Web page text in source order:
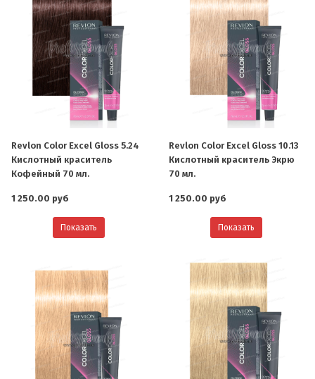
Revlon Color Excel Gloss 5.24
Кислотный краситель
Кофейный 70 мл.
1 250.00 руб
Показать
Revlon Color Excel Gloss 10.13
Кислотный краситель Экрю
70 мл.
1 250.00 руб
Показать